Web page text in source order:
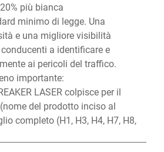
più bianca
minimo di legge. Una
e una migliore visibilità
a identificare e
ai pericoli del traffico.
importante:
LASER colpisce per il
del prodotto inciso al
completo (H1, H3, H4, H7, H8,